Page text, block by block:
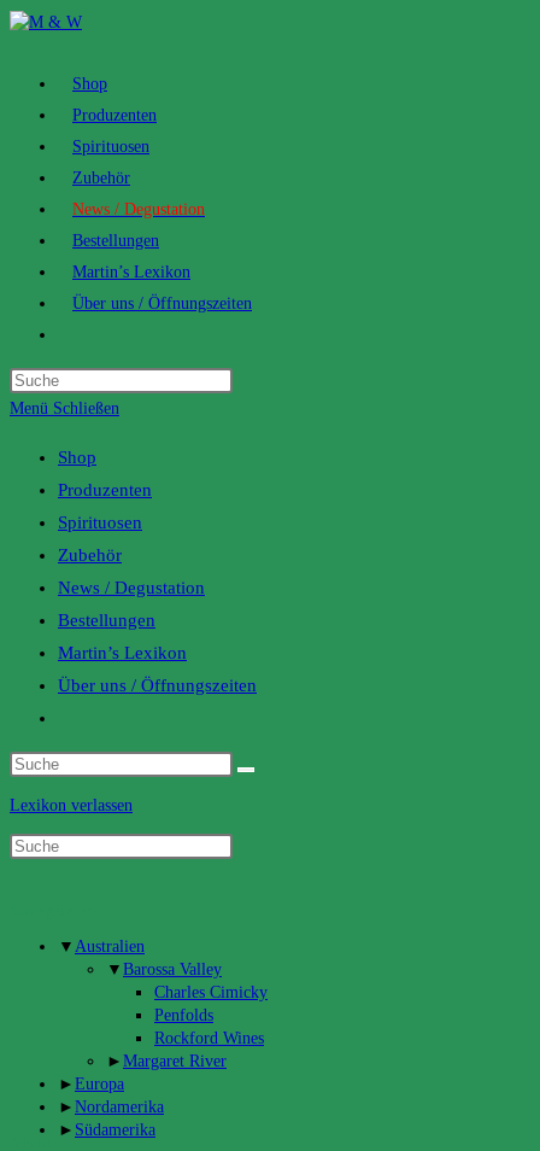
Zum
Shop
Produzenten
Spirituosen
Zubehör
News / Degustation
Bestellungen
Martin’s Lexikon
Über uns / Öffnungszeiten
website
search
Menü Schließen
Shop
Produzenten
Spirituosen
Zubehör
News / Degustation
Bestellungen
Martin’s Lexikon
Über uns / Öffnungszeiten
website
search
Lexikon verlassen
▼ Australien
▼ Barossa Valley
Charles Cimicky
Penfolds
Rockford Wines
► Margaret River
► Europa
► Nordamerika
► Südamerika